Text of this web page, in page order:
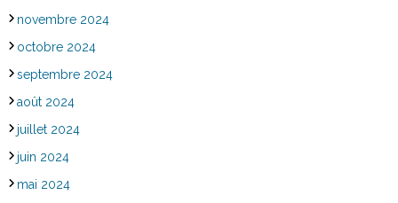
novembre 2024
octobre 2024
septembre 2024
août 2024
juillet 2024
juin 2024
mai 2024